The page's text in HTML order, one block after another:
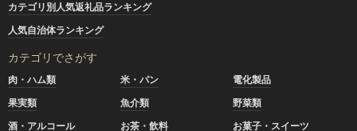
カテゴリ別人気返礼品ランキング
人気自治体ランキング
カテゴリでさがす
肉・ハム類 米・パン
電化製品
果実類
魚介類
野菜類
酒・アルコール
お茶・飲料
お菓子・スイーツ